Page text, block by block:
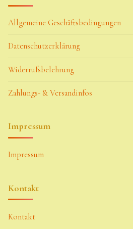
Allgemeine Geschäftsbedingungen
Datenschutzerklärung
Widerrufsbelehrung
Zahlungs- & Versandinfos
Impressum
Impressum
Kontakt
Kontakt